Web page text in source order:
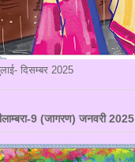
दिसम्बर 2025
9 (जागरण) जनवरी 2025